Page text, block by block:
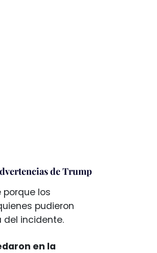
de Trump
porque los
pudieron
del incidente.
en la